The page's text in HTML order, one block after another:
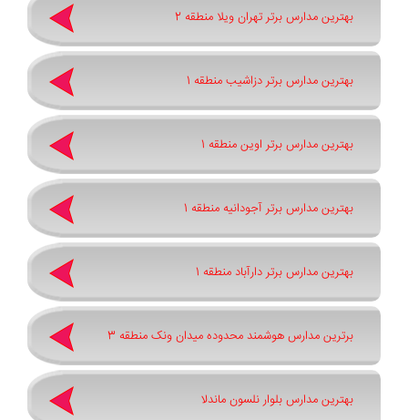
بهترین مدارس برتر تهران ویلا منطقه 2
بهترین مدارس برتر دزاشیب منطقه 1
بهترین مدارس برتر اوین منطقه 1
بهترین مدارس برتر آجودانیه منطقه 1
بهترین مدارس برتر دارآباد منطقه 1
برترین مدارس هوشمند محدوده میدان ونک منطقه 3
بهترین مدارس بلوار نلسون ماندلا